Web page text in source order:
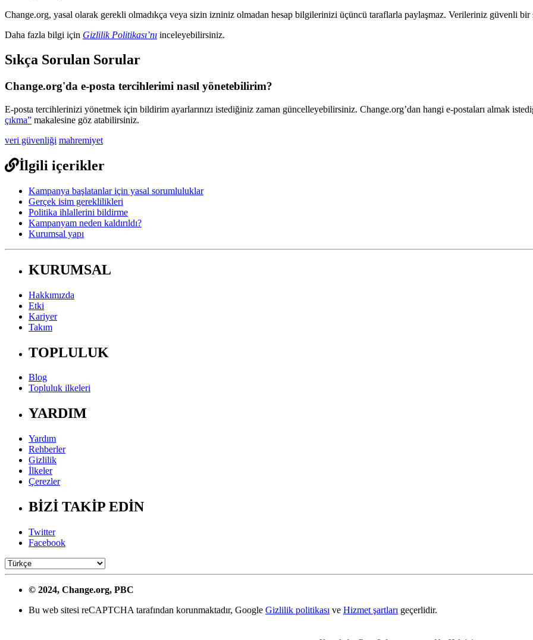
Change.org, yasal olarak gerekli olmadıkça veya sizin izniniz olmadan hesap bilgilerinizi üçüncü taraflarla paylaşmaz. Verileriniz güvenli bir
Daha fazla bilgi için Gizlilik Politikası’nı inceleyebilirsiniz.
Sıkça Sorulan Sorular
Change.org'da e-posta tercihlerimi nasıl yönetebilirim?
E-posta tercihlerinizi yönetmek için bildirim ayarlarınızı istediğiniz zaman güncelleyebilirsiniz. Change.org’dan hangi e-postaları almak istedi
çıkma” makalesine göz atabilirsiniz.
veri güvenliği mahremiyet
İlgili içerikler
Kampanya başlatanlar için yasal sorumluluklar
Gerçek isim gereklilikleri
Politika ihlallerini bildirme
Kampanyam neden kaldırıldı?
Kurumsal yapı
KURUMSAL
Hakkımızda
Etki
Kariyer
Takım
TOPLULUK
Blog
Topluluk ilkeleri
YARDIM
Yardım
Rehberler
Gizlilik
İlkeler
Çerezler
BİZİ TAKİP EDİN
Twitter
Facebook
© 2024, Change.org, PBC
Bu web sitesi reCAPTCHA tarafından korunmaktadır, Google Gizlilik politikası ve Hizmet şartları geçerlidir.